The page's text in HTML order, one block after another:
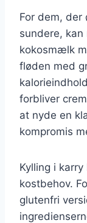
For dem, der
sundere, kan
kokosmælk
fløden med
forbliver
at nyde en
kompromis
Kylling i
kostbehov.
glutenfri